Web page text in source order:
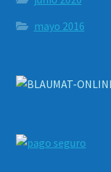
mayo 2016